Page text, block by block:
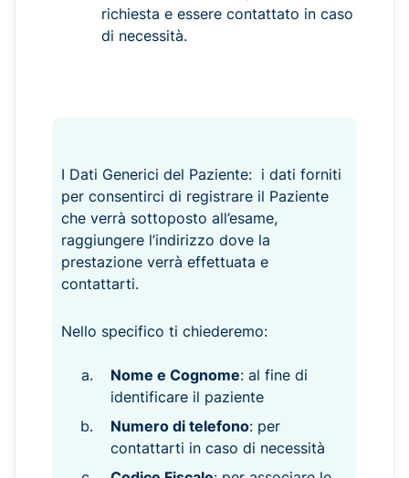
richiesta e essere contattato in caso
di necessità.
I Dati Generici del Paziente: i dati forniti
per consentirci di registrare il Paziente
che verrà sottoposto all’esame,
raggiungere l’indirizzo dove la
prestazione verrà effettuata e
contattarti.
Nello specifico ti chiederemo:
Nome e Cognome: al fine di
identificare il paziente
Numero di telefono: per
contattarti in caso di necessità